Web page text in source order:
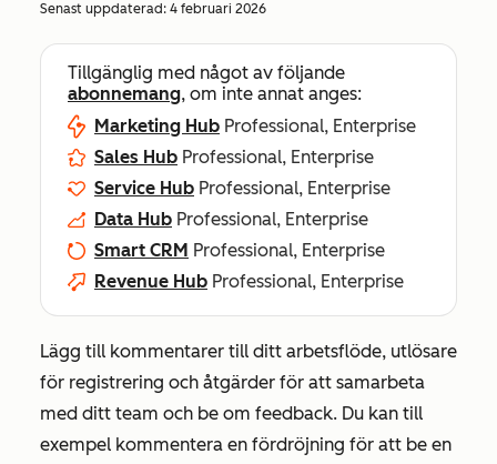
Senast uppdaterad: 4 februari 2026
Tillgänglig med något av följande
abonnemang, om inte annat anges:
Marketing Hub Professional, Enterprise
Sales Hub Professional, Enterprise
Service Hub Professional, Enterprise
Data Hub Professional, Enterprise
Smart CRM Professional, Enterprise
Revenue Hub Professional, Enterprise
Lägg till kommentarer till ditt arbetsflöde, utlösare
för registrering och åtgärder för att samarbeta
med ditt team och be om feedback. Du kan till
exempel kommentera en fördröjning för att be en